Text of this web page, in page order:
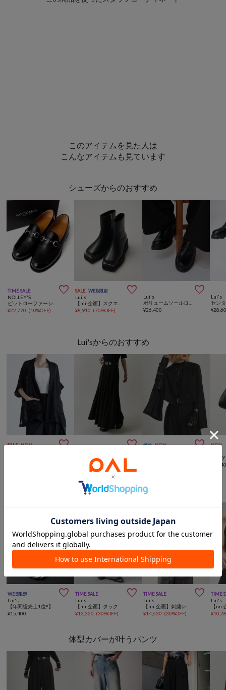
このアイテムを見た人は
こんなアイテムも見ています
シューズからのおすすめ
TIME SALE 
NOLLEY'S
¥22,770 (10%OFF)
SALE WEB限定 
Lui's
¥8,910 (70%OFF)

Lui's
¥26,400
Lui's
セン
¥
Lui'sからのおすすめ
SALE NEW  
15,400
予約 NEW  NEW
インフルエンサーコラボアイテム
WEB限定 
Lui's
¥15,400
TIME SALE 
Lui's
¥12,320 (30%OFF)
TIME SALE 
Lui's
¥14,630 (30%OFF)
TIME
Lui's
¥
体型カバーが叶うパンツ